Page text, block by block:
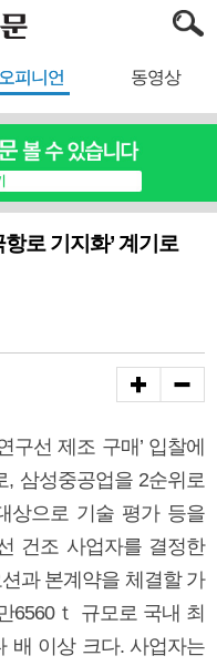
오피니언 동영상
로 기지화’ 계기로
구선 제조 구매’ 입찰에
삼성중공업을 2순위로
상으로 기술 평가 등을
건조 사업자를 결정한
과 본계약을 체결할 가
6560ｔ 규모로 국내 최
배 이상 크다. 사업자는